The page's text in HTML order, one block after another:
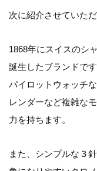
次に紹介させていた
1868年にスイスのシ
誕生したブランドです
パイロットウォッチ
レンダーなど複雑な
力を持ちます。
また、シンプルな３